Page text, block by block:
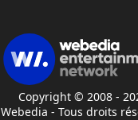
Copyright © 2008 -
Webedia - Tous droits